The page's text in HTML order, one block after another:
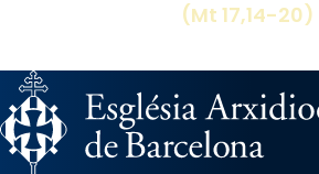
(Mt 17,14-20)